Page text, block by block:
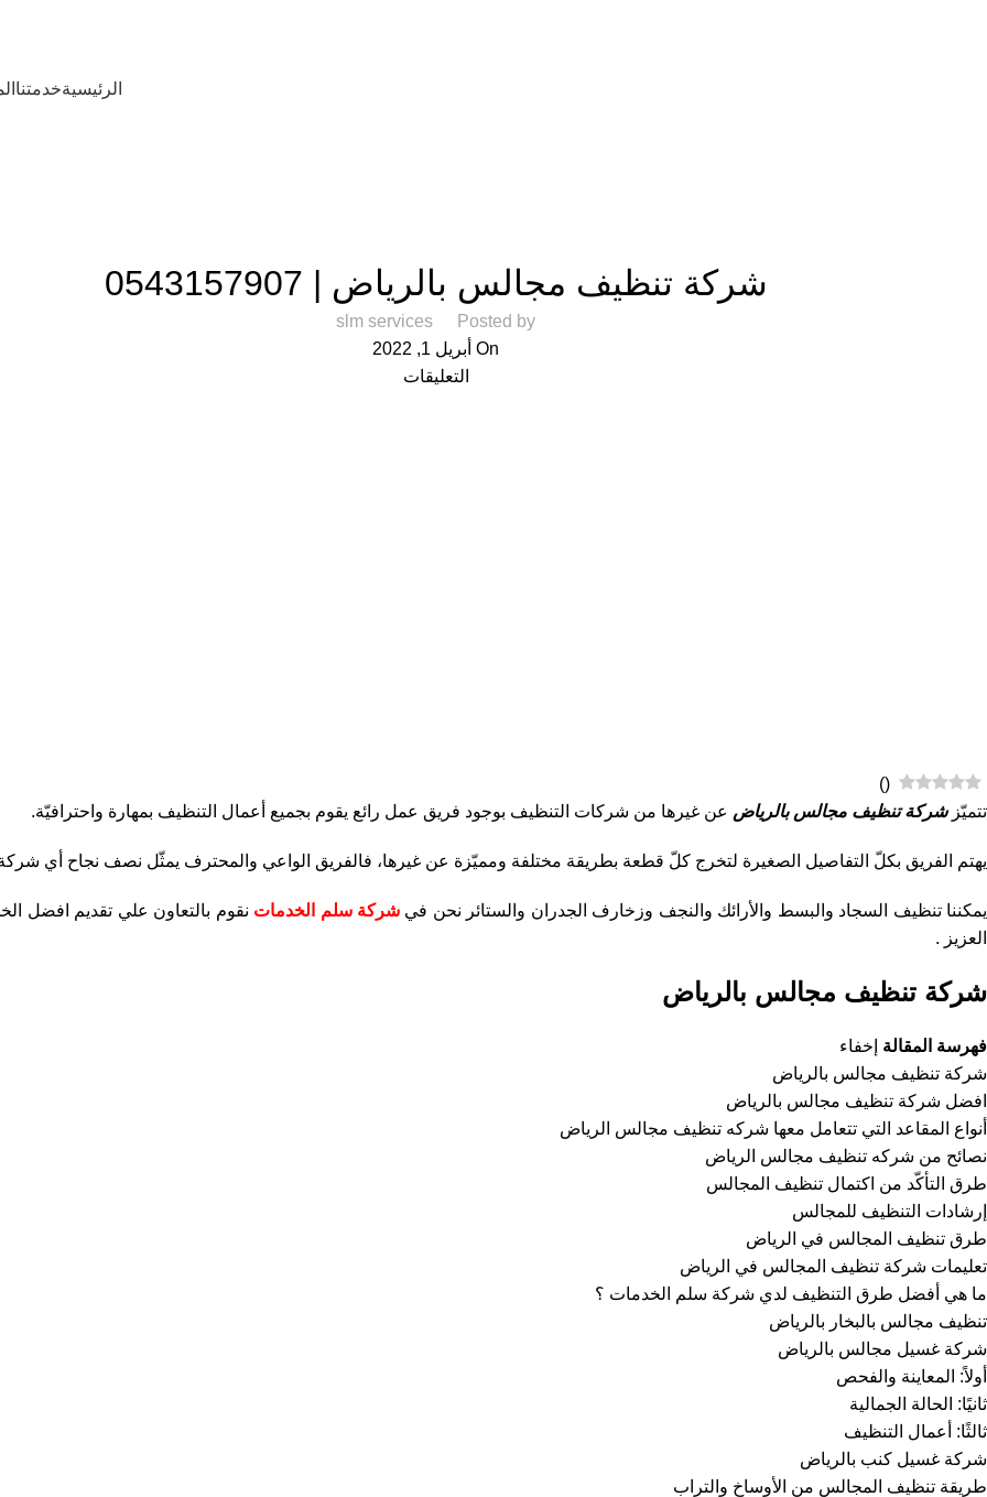
الرئيسيةخدمتنا
شركة تنظيف مجالس بالرياض | 0543157907
Posted by
slm services
On أبريل 1, 2022
التعليقات
(
)
تتميّزشركة تنظيف مجالس بالرياض عن غيرها من شركات التنظيف بوجود فريق عمل رائع يقوم بجميع أعمال التنظيف بمهارة واحترافيّة.
يهتم الفريق بكلّ التفاصيل الصغيرة لتخرج كلّ قطعة بطريقة مختلفة ومميّزة عن غيرها، فالفريق الواعي والمحترف يمثّل نصف نجاح أي
يمكننا تنظيف السجاد والبسط والأرائك والنجف وزخارف الجدران والستائر نحن في شركة سلم الخدمات نقوم بالتعاون علي تقديم افضل
العزيز .
شركة تنظيف مجالس بالرياض
فهرسة المقالة إخفاء
شركة تنظيف مجالس بالرياض
افضل شركة تنظيف مجالس بالرياض
أنواع المقاعد التي تتعامل معها شركه تنظيف مجالس الرياض
نصائح من شركه تنظيف مجالس الرياض
طرق التأكّد من اكتمال تنظيف المجالس
إرشادات التنظيف للمجالس
طرق تنظيف المجالس في الرياض
تعليمات شركة تنظيف المجالس في الرياض
ما هي أفضل طرق التنظيف لدي شركة سلم الخدمات ؟
تنظيف مجالس بالبخار بالرياض
شركة غسيل مجالس بالرياض
أولاً: المعاينة والفحص
ثانيًا: الحالة الجمالية
ثالثًا: أعمال التنظيف
شركة غسيل كنب بالرياض
طريقة تنظيف المجالس من الأوساخ والتراب